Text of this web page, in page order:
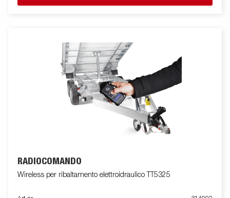
RADIOCOMANDO
Wireless per ribaltamento elettroidraulico TT5325